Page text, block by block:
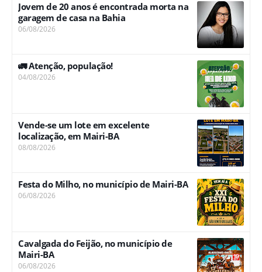
Jovem de 20 anos é encontrada morta na
garagem de casa na Bahia
06/08/2026
🚛 Atenção, população!
04/08/2026
Vende-se um lote em excelente
localização, em Mairi-BA
08/08/2026
Festa do Milho, no município de Mairi-BA
06/08/2026
Cavalgada do Feijão, no município de
Mairi-BA
06/08/2026